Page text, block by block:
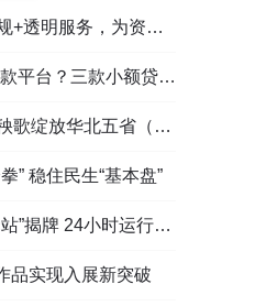
为资金周转筑牢多重保障
款小额贷款产品全面对比
省（区）市舞蹈大赛舞台
” 稳住民生“基本盘”
小时运行守护户外劳动者
品实现入展新突破